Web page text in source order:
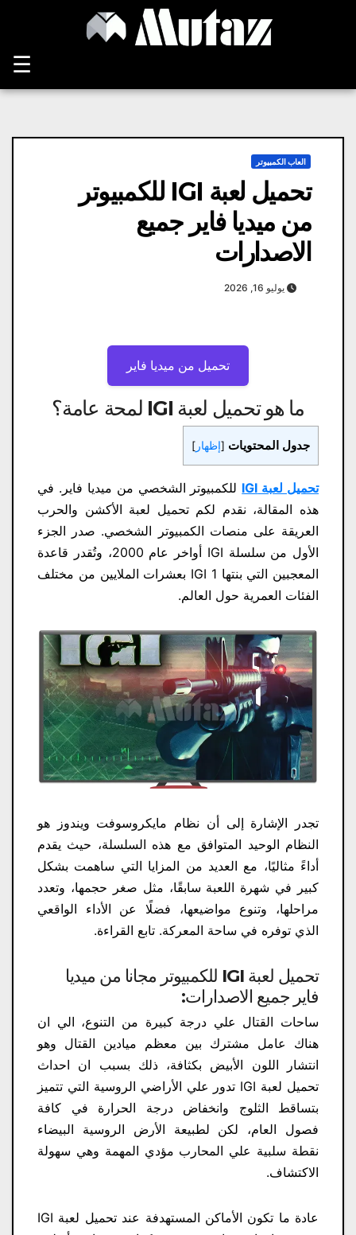
☰
العاب الكمبيوتر
تحميل لعبة IGI للكمبيوتر
من ميديا فاير جميع
الاصدارات
يوليو 16, 2026
تحميل من ميديا ​​فاير
ما هو تحميل لعبة IGI لمحة عامة؟
جدول المحتويات [إظهار ]
تحميل لعبة IGI
للكمبيوتر الشخصي من ميديا ​​فاير. في
هذه المقالة، نقدم لكم تحميل لعبة الأكشن والحرب
العريقة على منصات الكمبيوتر الشخصي. صدر الجزء
الأول من سلسلة IGI أواخر عام 2000، وتُقدر قاعدة
المعجبين التي بنتها IGI 1 بعشرات الملايين من مختلف
الفئات العمرية حول العالم.
تجدر الإشارة إلى أن نظام مايكروسوفت ويندوز هو
النظام الوحيد المتوافق مع هذه السلسلة، حيث يقدم
أداءً مثاليًا، مع العديد من المزايا التي ساهمت بشكل
كبير في شهرة اللعبة سابقًا، مثل صغر حجمها، وتعدد
مراحلها، وتنوع مواضيعها، فضلًا عن الأداء الواقعي
الذي توفره في ساحة المعركة. تابع القراءة.
تحميل لعبة IGI للكمبيوتر مجانا من ميديا
فاير جميع الاصدارات:
ساحات القتال علي درجة كبيرة من التنوع، الي ان
هناك عامل مشترك بين معظم ميادين القتال وهو
انتشار اللون الأبيض بكثافة، ذلك بسبب ان احداث
تحميل لعبة IGI تدور علي الأراضي الروسية التي تتميز
بتساقط الثلوج وانخفاض درجة الحرارة في كافة
فصول العام، لكن لطبيعة الأرض الروسية البيضاء
نقطة سلبية علي المحارب مؤدي المهمة وهي سهولة
الاكتشاف.
عادة ما تكون الأماكن المستهدفة عند تحميل لعبة IGI